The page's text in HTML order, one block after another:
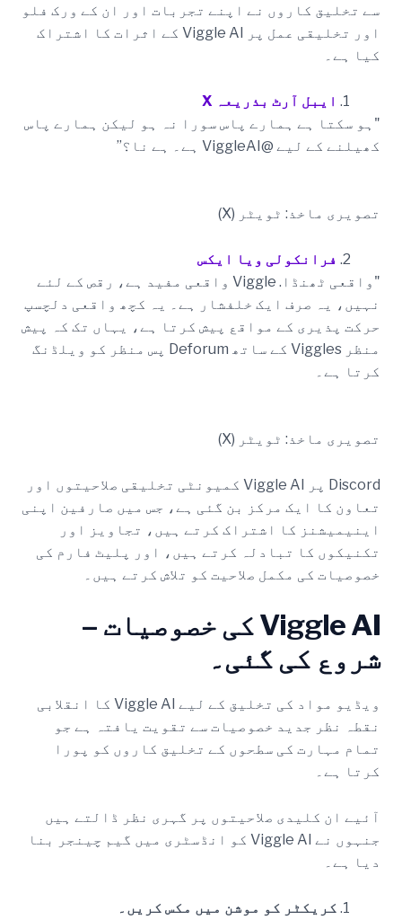
سے تخلیق کاروں نے اپنے تجربات اور ان کے ورک فلو
اور تخلیقی عمل پر Viggle AI کے اثرات کا اشتراک
کیا ہے۔
ایبل آرٹ بذریعہ X
"ہو سکتا ہے ہمارے پاس سورا نہ ہو لیکن ہمارے پاس
کھیلنے کے لیے @ViggleAI ہے۔ ہے نا؟”
تصویری ماخذ: ٹویٹر (X)
فرانکولی ویا ایکس
"واقعی ٹھنڈا. Viggle واقعی مفید ہے، رقص کے لئے
نہیں، یہ صرف ایک خلفشار ہے۔ یہ کچھ واقعی دلچسپ
حرکت پذیری کے مواقع پیش کرتا ہے، یہاں تک کہ پیش
منظر Viggles کے ساتھ Deforum پس منظر کو ویلڈنگ
کرتا ہے۔
تصویری ماخذ: ٹویٹر (X)
Discord پر Viggle AI کمیونٹی تخلیقی صلاحیتوں اور
تعاون کا ایک مرکز بن گئی ہے، جس میں صارفین اپنی
اینیمیشنز کا اشتراک کرتے ہیں، تجاویز اور
تکنیکوں کا تبادلہ کرتے ہیں، اور پلیٹ فارم کی
خصوصیات کی مکمل صلاحیت کو تلاش کرتے ہیں۔
Viggle AI کی خصوصیات –
شروع کی گئی۔
ویڈیو مواد کی تخلیق کے لیے Viggle AI کا انقلابی
نقطہ نظر جدید خصوصیات سے تقویت یافتہ ہے جو
تمام مہارت کی سطحوں کے تخلیق کاروں کو پورا
کرتا ہے۔
آئیے ان کلیدی صلاحیتوں پر گہری نظر ڈالتے ہیں
جنہوں نے Viggle AI کو انڈسٹری میں گیم چینجر بنا
دیا ہے۔
کریکٹر کو موشن میں مکس کریں۔